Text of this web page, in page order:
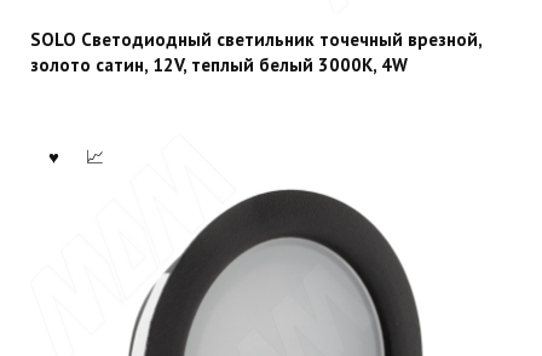
SOLO Светодиодный светильник точечный врезной,
золото сатин, 12V, теплый белый 3000К, 4W